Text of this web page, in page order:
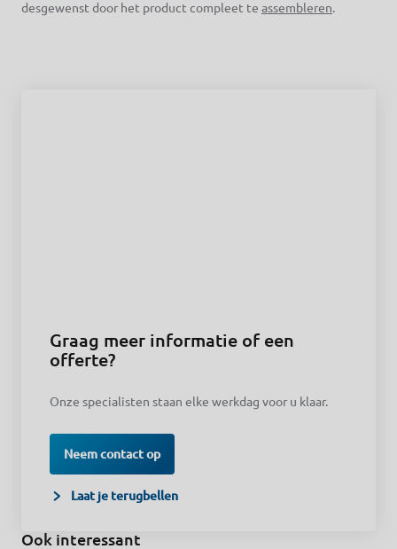
desgewenst door het product compleet te assembleren.
Graag meer informatie of een
offerte?
Onze specialisten staan elke werkdag voor u klaar.
Neem contact op
Laat je terugbellen
Ook interessant